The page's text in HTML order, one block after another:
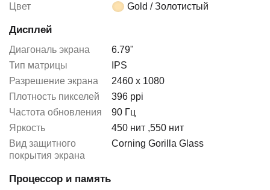
Цвет
Gold / Золотистый
Дисплей
Диагональ экрана
6.79"
Тип матрицы
IPS
Разрешение экрана
2460 x 1080
Плотность пикселей
396 ppi
Частота обновления
90 Гц
Яркость
450 нит ,550 нит
Вид защитного
покрытия экрана
Corning Gorilla Glass
Процессор и память